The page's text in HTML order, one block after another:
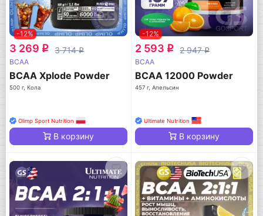
-12%
3 269 q 3 714q
BCAA
BCAA Xplode Powder
500 г, Кола
Olimp Sport Nutrition
В корзину
-12%
2 593 q 2 947q
BCAA
BCAA 12000 Powder
457 г, Апельсин
Ultimate Nutrition
В корзину